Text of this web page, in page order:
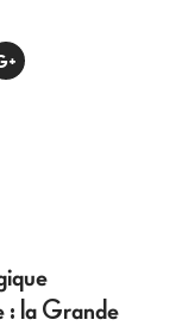
: la Grande